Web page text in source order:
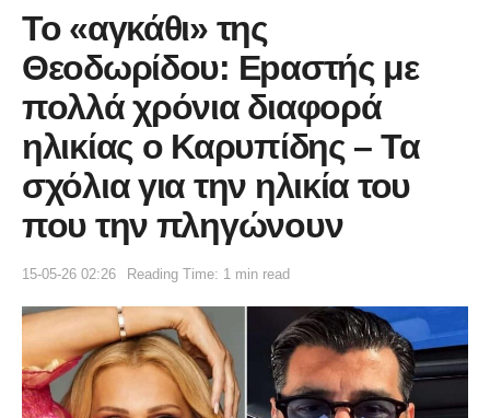
Το «αγκάθι» της
Θεοδωρίδου: Εpαστής με
πολλά χρόνια διαφορά
ηλικίας ο Καρυπίδης – Τα
σχόλια για την ηλικία του
που την πληγώνουν
15-05-26 02:26 Reading Time: 1 min read